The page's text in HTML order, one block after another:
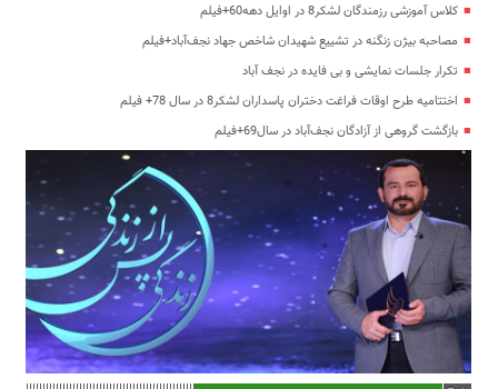
کلاس آموزشی رزمندگان لشکر8 در اوایل دهه60+فیلم
مصاحبه بیژن زنگنه در تشییع شهیدان شاخص جهاد نجف‌آباد+فیلم
تکرار جلسات نمایشی و بی فایده در نجف آباد
اختتامیه طرح اوقات فراغت دختران پاسداران لشکر8 در سال 78+ فیلم
بازگشت گروهی از آزادگان نجف‌آباد در سال69+فیلم